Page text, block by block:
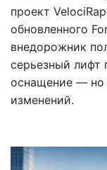
проект
обновленного
внедорожник
серьезный лифт
оснащение — но
изменений.